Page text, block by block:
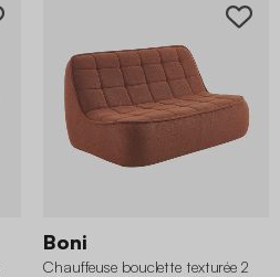
Boni
Chauffeuse bouclette texturée 2